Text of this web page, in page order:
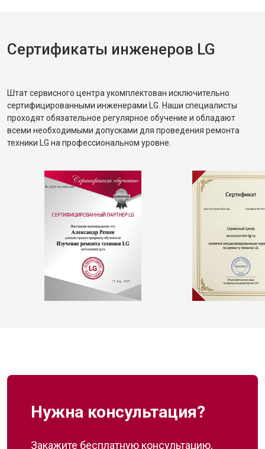
Сертификаты инженеров LG
Штат сервисного центра укомплектован исключительно
сертифицированными инженерами LG. Наши специалисты
проходят обязательное регулярное обучение и обладают
всеми необходимыми допусками для проведения ремонта
техники LG на профессиональном уровне.
Нужна консультация?
Закажите бесплатную консультацию,